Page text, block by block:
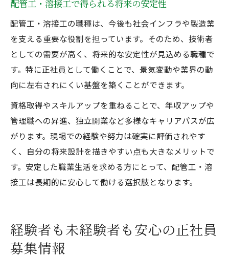
配管工・溶接工で得られる将来の安定性
配管工・溶接工の職種は、今後も社会インフラや製造業
を支える重要な役割を担っています。そのため、技術者
としての需要が高く、将来的な安定性が見込める職種で
す。特に正社員として働くことで、景気変動や業界の動
向に左右されにくい基盤を築くことができます。
資格取得やスキルアップを重ねることで、年収アップや
管理職への昇進、独立開業など多様なキャリアパスが広
がります。現場での経験や努力は確実に評価されやす
く、自分の将来設計を描きやすい点も大きなメリットで
す。安定した職業生活を求める方にとって、配管工・溶
接工は長期的に安心して働ける選択肢となります。
経験者も未経験者も安心の正社員
募集情報